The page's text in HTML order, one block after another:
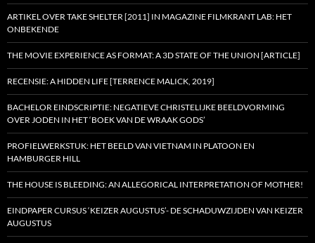
ARTIKEL OVER TAKE SHELTER [2011] IN MAGAZINE FILMKRANT LAB: HET
ONBEKENDE
THE MOVIE EXPERIENCE AS FORMAT: A 3D STATE OF THE UNION [ARTICLE]
RECENSIE: A HIDDEN LIFE [TERRENCE MALICK, 2019]
BACHELOR EINDSCRIPTIE: NEGATIEVE CHRISTELIJKE BEELDVORMING
OVER JODEN IN HET ‘BOEK VAN DE WRAAK GODS’
PROFIELWERKSTUK: HET BEELD VAN VIETNAM IN PLATOON EN
HAMBURGER HILL
THE HOUSE IS BLEEDING: AN ALLEGORICAL INTERPRETATION OF MOTHER!
EINDPAPER CURSUS ‘KEIZER AUGUSTUS’- DE SCHADUWZIJDEN VAN KEIZER
AUGUSTUS